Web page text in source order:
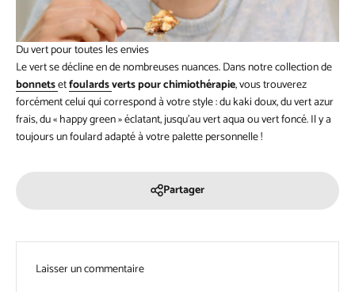
Du vert pour toutes les envies
Le vert se décline en de nombreuses nuances. Dans notre collection de
bonnetsetfoulardsverts pour chimiothérapie, vous trouverez
forcément celui qui correspond à votre style : du kaki doux, du vert azur
frais, du « happy green » éclatant, jusqu’au vert aqua ou vert foncé. Il y a
toujours un foulard adapté à votre palette personnelle !
Partager
Laisser un commentaire